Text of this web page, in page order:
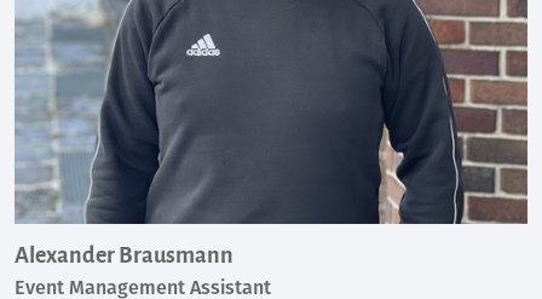
Alexander Brausmann
Event Management Assistant